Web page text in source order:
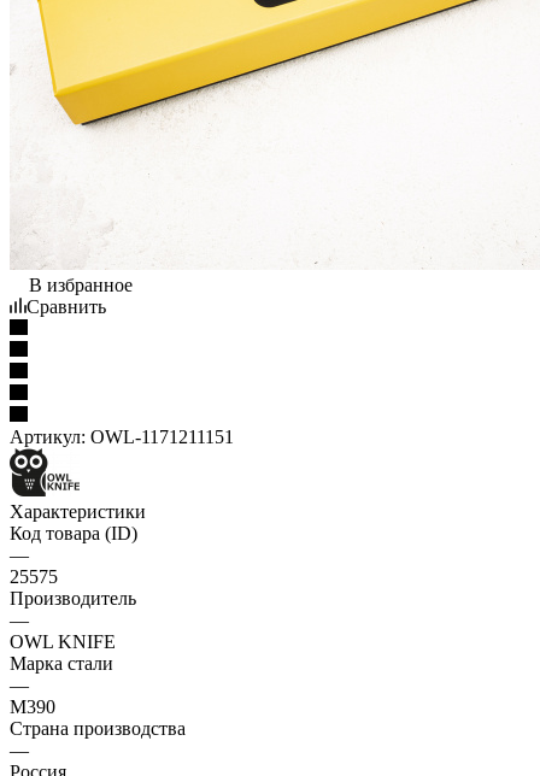
В избранное
Сравнить
Артикул: OWL-1171211151
Характеристики
Код товара (ID)
—
25575
Производитель
—
OWL KNIFE
Марка стали
—
M390
Страна производства
—
Россия